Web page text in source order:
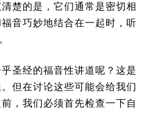
楚的是，它们通常是密切相
音巧妙地结合在一起时，听
圣经的福音性讲道呢？这是
但在讨论这些可能会给我们
，我们必须首先检查一下自